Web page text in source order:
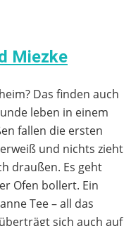
Miezke
Das finden auch
leben in einem
fallen die ersten
und nichts zieht
draußen. Es geht
Ofen bollert. Ein
Tee – all das
sich auch auf